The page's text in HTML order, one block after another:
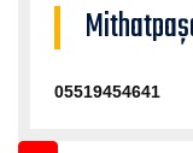
05519454641